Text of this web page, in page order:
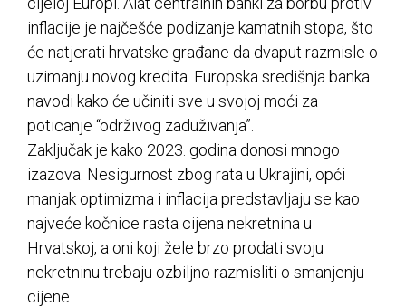
inflacije je najčešće podizanje kamatnih stopa, što
će natjerati hrvatske građane da dvaput razmisle o
uzimanju novog kredita. Europska središnja banka
navodi kako će učiniti sve u svojoj moći za
poticanje “održivog zaduživanja”.
Zaključak je kako 2023. godina donosi mnogo
izazova. Nesigurnost zbog rata u Ukrajini, opći
manjak optimizma i inflacija predstavljaju se kao
najveće kočnice rasta cijena nekretnina u
Hrvatskoj, a oni koji žele brzo prodati svoju
nekretninu trebaju ozbiljno razmisliti o smanjenju
cijene.